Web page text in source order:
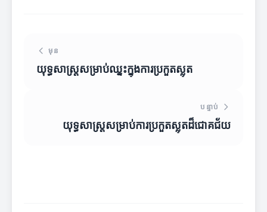
មុន
យុទ្ធសាស្ត្រសម្រាប់ឈ្នះក្នុងការប្រកួតស្លុត
បន្ទាប់
យុទ្ធសាស្ត្រសម្រាប់ការប្រកួតស្លុតដ៏ជោគជ័យ